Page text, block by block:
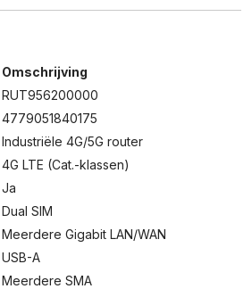
Omschrijving
RUT956200000
4779051840175
Industriële 4G/5G router
4G LTE (Cat.-klassen)
Ja
Dual SIM
Meerdere Gigabit LAN/WAN
USB-A
Meerdere SMA